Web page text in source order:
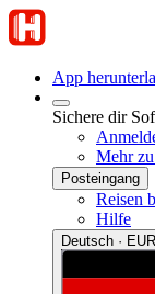
App
Sichere dir
Mehr
Posteingang
Reisen
Hilfe
Deutsch ·